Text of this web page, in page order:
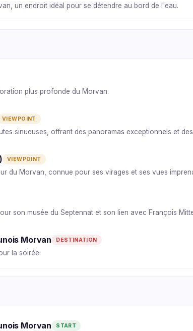
un endroit idéal pour se détendre au bord de l'eau.
plus profonde du Morvan.
VIEWPOINT
sinueuses, offrant des panoramas exceptionnels et
VIEWPOINT
du Morvan, connue pour ses virages et ses vues
son musée du Septennat et son lien avec François
Morvan DESTINATION
la soirée.
Morvan START